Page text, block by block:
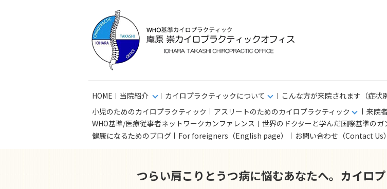
HOME 当院紹介 カイロプラクティックについて こんな方が来院されます（症状別
小児のためのカイロプラクティック
アスリートのためのカイロプラクティック 来院
WHO基準/医療従事者ネットワークカンファレンス
世界のドクターと学んだ国際基準のガ
健康になるためのブログ
For foreigners（English page） お問い合わせ（Contact Us）
つらい肩こりとうつ病に悩むあなたへ。カイロ